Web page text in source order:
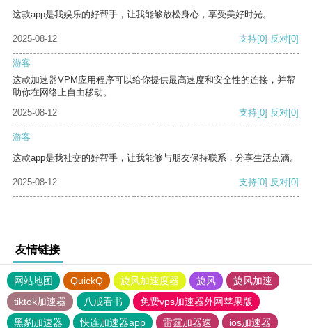
这款app是我娱乐的好帮手，让我能够放松身心，享受美好时光。
2025-08-12 支持[0] 反对[0]
游客
这款加速器VPM应用程序可以给你提供最高速度和安全性的连接，并帮
助你在网络上自由移动。
2025-08-12
支持[0] 反对[0]
游客
这款app是我社交的好帮手，让我能够与朋友保持联系，分享生活点滴。
2025-08-12 支持[0] 反对[0]
友情链接
网站地图 QuickQ 旋风加速度器 旋风
旋风加速
tiktok加速器
八戒看书
免费vps加速器外网苹果版
黑豹加速器
快连加速器app 雷霆加器速 ios加速器